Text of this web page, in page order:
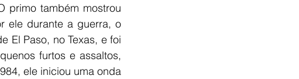
primo também mostrou
ele durante a guerra, o
El Paso, no Texas, e foi
furtos e assaltos,
ele iniciou uma onda